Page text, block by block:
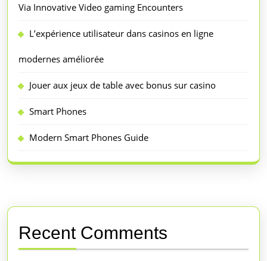
Via Innovative Video gaming Encounters
L’expérience utilisateur dans casinos en ligne
modernes améliorée
Jouer aux jeux de table avec bonus sur casino
Smart Phones
Modern Smart Phones Guide
Recent Comments